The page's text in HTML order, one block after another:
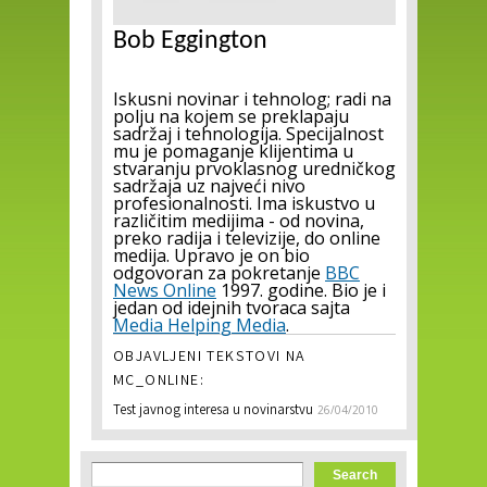
Bob Eggington
Iskusni novinar i tehnolog; radi na
polju na kojem se preklapaju
sadržaj i tehnologija. Specijalnost
mu je pomaganje klijentima u
stvaranju prvoklasnog uredničkog
sadržaja uz najveći nivo
profesionalnosti. Ima iskustvo u
različitim medijima - od novina,
preko radija i televizije, do online
medija. Upravo je on bio
odgovoran za pokretanje BBC
News Online 1997. godine. Bio je i
jedan od idejnih tvoraca sajta
Media Helping Media.
OBJAVLJENI TEKSTOVI NA
MC_ONLINE:
Test javnog interesa u novinarstvu 26/04/2010
Search